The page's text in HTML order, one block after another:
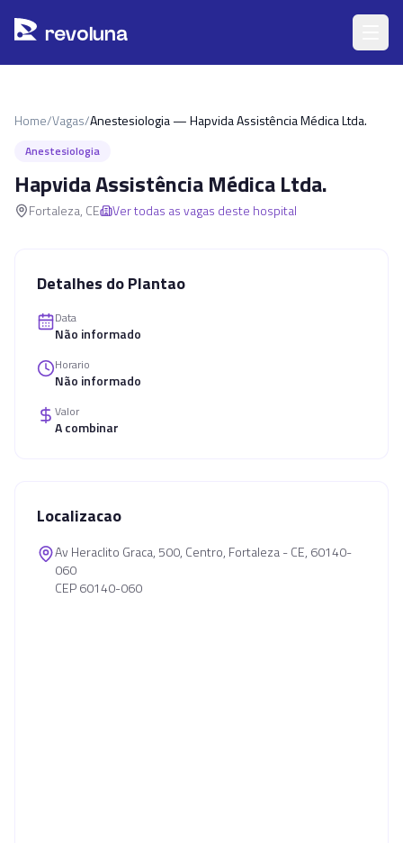
revoluna
Home/Vagas/Anestesiologia — Hapvida Assistência Médica Ltda.
Anestesiologia
Hapvida Assistência Médica Ltda.
Fortaleza, CE Ver todas as vagas deste hospital
Detalhes do Plantao
Data
Não informado
Horario
Não informado
Valor
A combinar
Localizacao
Av Heraclito Graca, 500, Centro, Fortaleza - CE, 60140-
060
CEP 60140-060